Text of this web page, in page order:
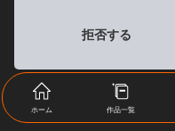
拒否する
ホーム 作品一覧